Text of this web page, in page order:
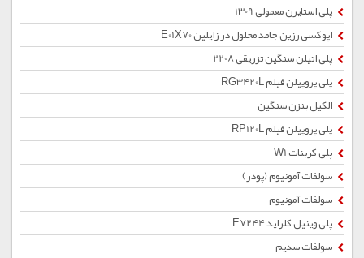
پلی استایرن معمولی 1309
اپوکسی رزین جامد محلول در زایلین E01X70
پلی اتیلن سنگین تزریقی 2208
پلی پروپیلن فیلم RG3420L
الکیل بنزن سنگین
پلی پروپیلن فیلم RP120L
پلی کربنات W1
سولفات آمونیوم (پودر)
سولفات آمونیوم
پلی وینیل کلراید E7244
سولفات سدیم